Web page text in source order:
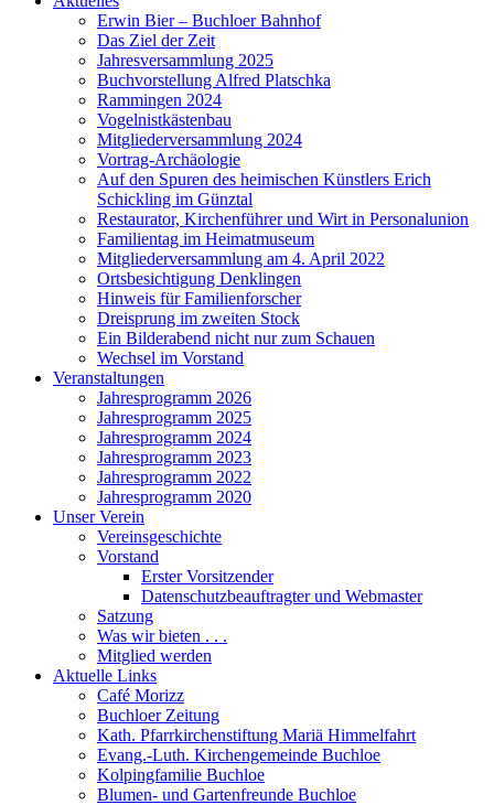
Erwin Bier – Buchloer Bahnhof
Das Ziel der Zeit
Jahresversammlung 2025
Buchvorstellung Alfred Platschka
Rammingen 2024
Vogelnistkästenbau
Mitgliederversammlung 2024
Vortrag-Archäologie
Auf den Spuren des heimischen Künstlers Erich
Schickling im Günztal
Restaurator, Kirchenführer und Wirt in Personalunion
Familientag im Heimatmuseum
Mitgliederversammlung am 4. April 2022
Ortsbesichtigung Denklingen
Hinweis für Familienforscher
Dreisprung im zweiten Stock
Ein Bilderabend nicht nur zum Schauen
Wechsel im Vorstand
Veranstaltungen
Jahresprogramm 2026
Jahresprogramm 2025
Jahresprogramm 2024
Jahresprogramm 2023
Jahresprogramm 2022
Jahresprogramm 2020
Unser Verein
Vereinsgeschichte
Vorstand
Erster Vorsitzender
Datenschutzbeauftragter und Webmaster
Satzung
Was wir bieten . . .
Mitglied werden
Aktuelle Links
Café Morizz
Buchloer Zeitung
Kath. Pfarrkirchenstiftung Mariä Himmelfahrt
Evang.-Luth. Kirchengemeinde Buchloe
Kolpingfamilie Buchloe
Blumen- und Gartenfreunde Buchloe